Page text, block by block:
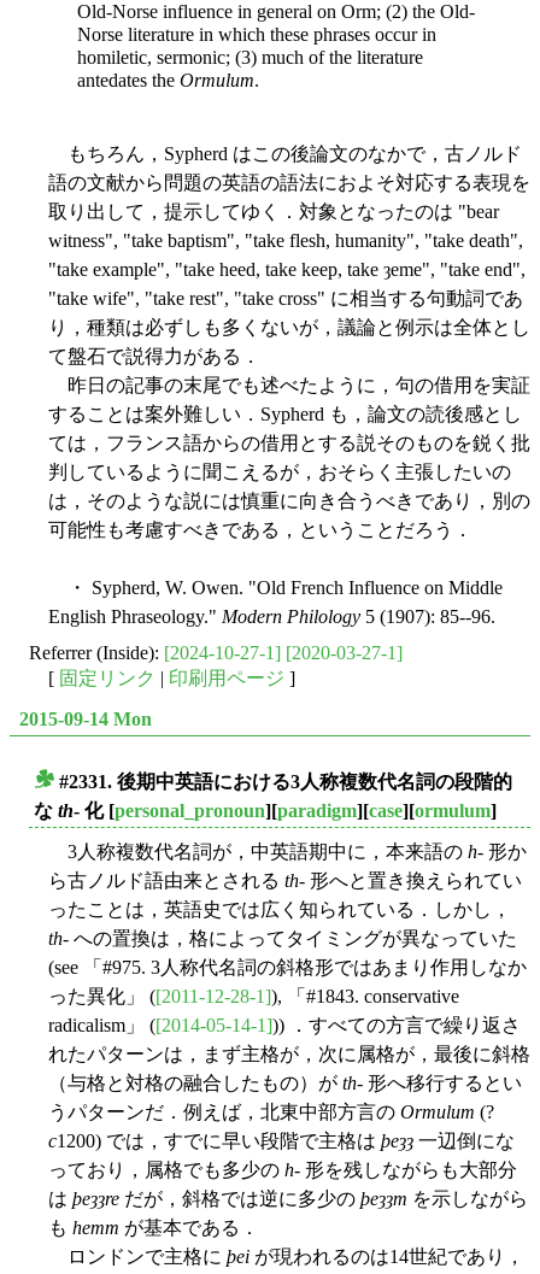
Old-Norse influence in general on Orm; (2) the Old-
Norse literature in which these phrases occur in
homiletic, sermonic; (3) much of the literature
antedates the Ormulum.
もちろん，Sypherd はこの後論文のなかで，古ノルド
語の文献から問題の英語の語法におよそ対応する表現を
取り出して，提示してゆく．対象となったのは "bear
witness", "take baptism", "take flesh, humanity", "take death",
"take example", "take heed, take keep, take ȝeme", "take end",
"take wife", "take rest", "take cross" に相当する句動詞であ
り，種類は必ずしも多くないが，議論と例示は全体とし
て盤石で説得力がある．
昨日の記事の末尾でも述べたように，句の借用を実証
することは案外難しい．Sypherd も，論文の読後感とし
ては，フランス語からの借用とする説そのものを鋭く批
判しているように聞こえるが，おそらく主張したいの
は，そのような説には慎重に向き合うべきであり，別の
可能性も考慮すべきである，ということだろう．
・ Sypherd, W. Owen. "Old French Influence on Middle
English Phraseology." Modern Philology 5 (1907): 85--96.
Referrer (Inside): [2024-10-27-1] [2020-03-27-1]
[ 固定リンク | 印刷用ページ ]
2015-09-14 Mon
#2331. 後期中英語における3人称複数代名詞の段階的
な th- 化[personal_pronoun][paradigm][case][ormulum]
3人称複数代名詞が，中英語期中に，本来語の h- 形か
ら古ノルド語由来とされる th- 形へと置き換えられてい
ったことは，英語史では広く知られている．しかし，
th- への置換は，格によってタイミングが異なっていた
(see 「#975. 3人称代名詞の斜格形ではあまり作用しなか
った異化」 ([2011-12-28-1]), 「#1843. conservative
radicalism」 ([2014-05-14-1])) ．すべての方言で繰り返さ
れたパターンは，まず主格が，次に属格が，最後に斜格
（与格と対格の融合したもの）が th- 形へ移行するとい
うパターンだ．例えば，北東中部方言の Ormulum (?
c1200) では，すでに早い段階で主格は þeȝȝ 一辺倒にな
っており，属格でも多少の h- 形を残しながらも大部分
は þeȝȝre だが，斜格では逆に多少の þeȝȝm を示しながら
も hemm が基本である．
ロンドンで主格に þei が現われるのは14世紀であり，